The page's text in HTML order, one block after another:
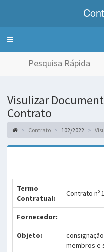
Alterna
Pesquisa Rápida
Visulizar
Contrato
Contrato 102/2022
Termo
Contratual:
Contrato nº
Fornecedor:
Objeto:
membros e